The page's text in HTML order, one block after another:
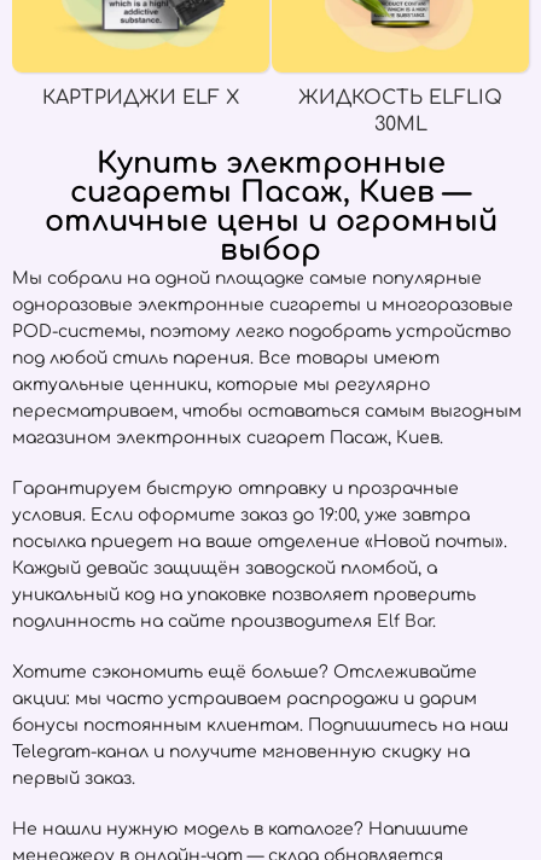
КАРТРИДЖИ ELF X
ЖИДКОСТЬ ELFLIQ
30ML
Купить электронные
сигареты Пасаж, Киев —
отличные цены и огромный
выбор
Мы собрали на одной площадке самые популярные
одноразовые электронные сигареты и многоразовые
POD-системы, поэтому легко подобрать устройство
под любой стиль парения. Все товары имеют
актуальные ценники, которые мы регулярно
пересматриваем, чтобы оставаться самым выгодным
магазином электронных сигарет Пасаж, Киев.
Гарантируем быструю отправку и прозрачные
условия. Если оформите заказ до 19:00, уже завтра
посылка приедет на ваше отделение «Новой почты».
Каждый девайс защищён заводской пломбой, а
уникальный код на упаковке позволяет проверить
подлинность на сайте производителя Elf Bar.
Хотите сэкономить ещё больше? Отслеживайте
акции: мы часто устраиваем распродажи и дарим
бонусы постоянным клиентам. Подпишитесь на наш
Telegram-канал и получите мгновенную скидку на
первый заказ.
Не нашли нужную модель в каталоге? Напишите
менеджеру в онлайн-чат — склад обновляется